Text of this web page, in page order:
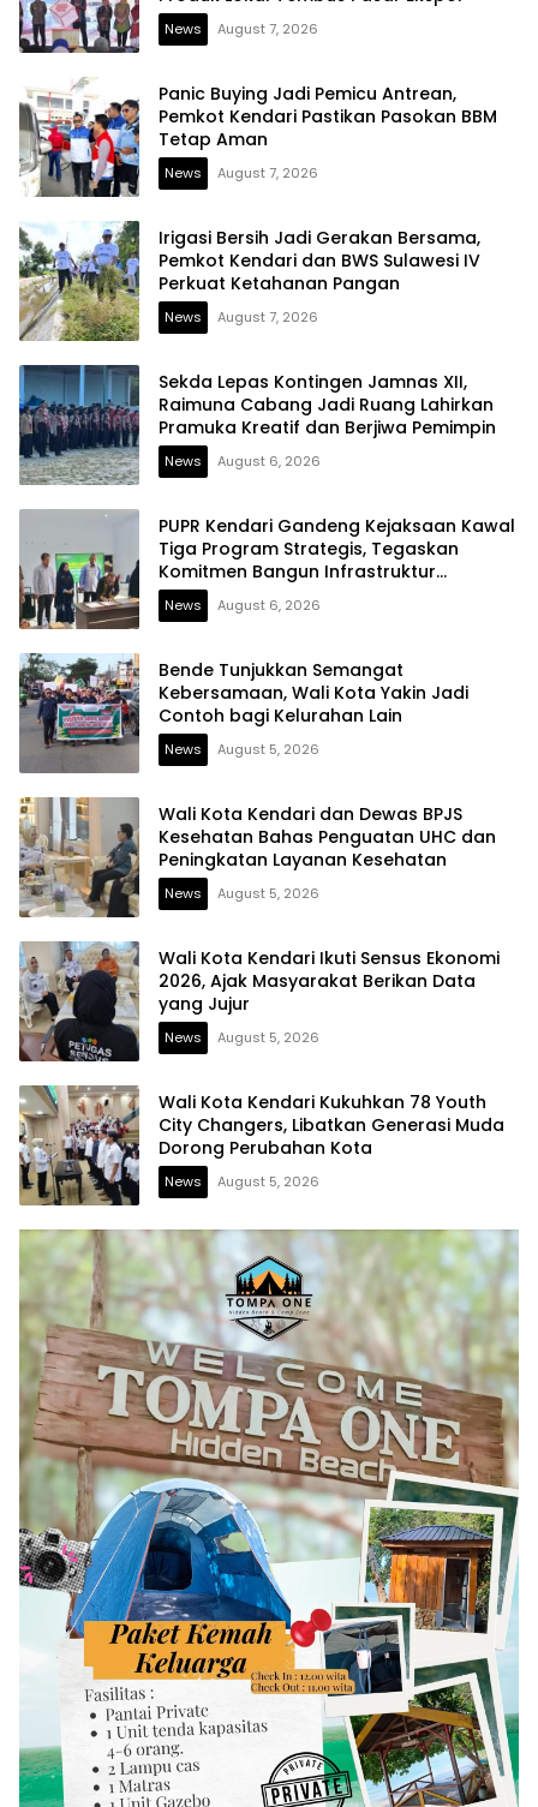
News August 7, 2026
Panic Buying Jadi Pemicu Antrean,
Pemkot Kendari Pastikan Pasokan BBM
Tetap Aman
News August 7, 2026
Irigasi Bersih Jadi Gerakan Bersama,
Pemkot Kendari dan BWS Sulawesi IV
Perkuat Ketahanan Pangan
News August 7, 2026
Sekda Lepas Kontingen Jamnas XII,
Raimuna Cabang Jadi Ruang Lahirkan
Pramuka Kreatif dan Berjiwa Pemimpin
News August 6, 2026
PUPR Kendari Gandeng Kejaksaan Kawal
Tiga Program Strategis, Tegaskan
Komitmen Bangun Infrastruktur
Berintegritas
News August 6, 2026
Bende Tunjukkan Semangat
Kebersamaan, Wali Kota Yakin Jadi
Contoh bagi Kelurahan Lain
News August 5, 2026
Wali Kota Kendari dan Dewas BPJS
Kesehatan Bahas Penguatan UHC dan
Peningkatan Layanan Kesehatan
News August 5, 2026
Wali Kota Kendari Ikuti Sensus Ekonomi
2026, Ajak Masyarakat Berikan Data
yang Jujur
News August 5, 2026
Wali Kota Kendari Kukuhkan 78 Youth
City Changers, Libatkan Generasi Muda
Dorong Perubahan Kota
News August 5, 2026